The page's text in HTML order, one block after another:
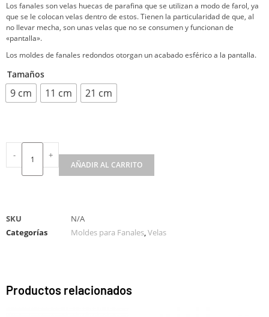
Los fanales son velas huecas de parafina que se utilizan a modo de farol, ya
que se le colocan velas dentro de estos. Tienen la particularidad de que, al
no llevar mecha, son unas velas que no se consumen y funcionan de
«pantalla».
Los moldes de fanales redondos otorgan un acabado esférico a la pantalla.
Tamaños
9 cm 11 cm 21 cm
- +
AÑADIR AL CARRITO
t
e
t
SKU
N/A
Categorías
Moldes para Fanales,Velas
Productos relacionados